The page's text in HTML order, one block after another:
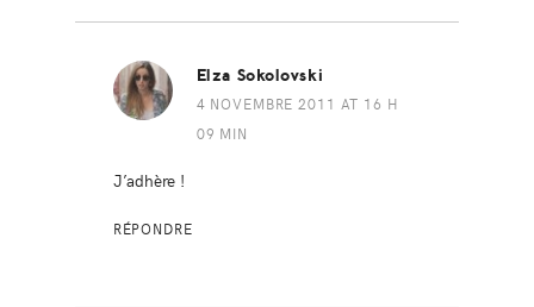
Elza Sokolovski
4 NOVEMBRE 2011 AT 16 H
09 MIN
J’adhère !
RÉPONDRE